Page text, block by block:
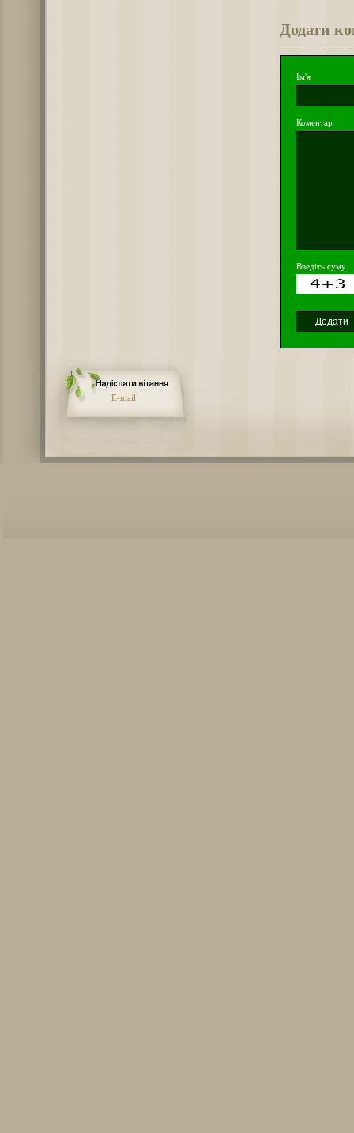
Додати
Ім'я
Коментар
Введіть суму
E-mail